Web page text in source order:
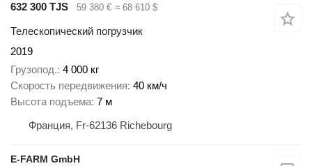
632 300 TJS
59 380 € ≈ 68 610 $
Телескопический погрузчик
2019
Грузопод. 4 000 кг
Скорость передвижения 40 км/ч
Высота подъема 7 м
Франция, Fr-62136 Richebourg
E-FARM GmbH